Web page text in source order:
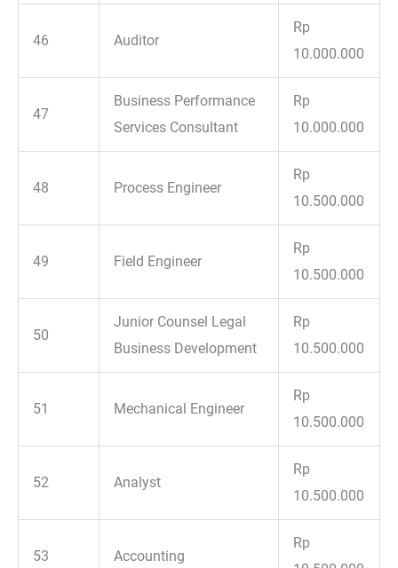
46 Auditor
Rp
10.000.000
47
Business Performance
Services Consultant
Rp
10.000.000
48 Process Engineer
Rp
10.500.000
49 Field Engineer
Rp
10.500.000
50
Junior Counsel Legal
Business Development
Rp
10.500.000
51 Mechanical Engineer
Rp
10.500.000
52 Analyst
Rp
10.500.000
53 Accounting
Rp